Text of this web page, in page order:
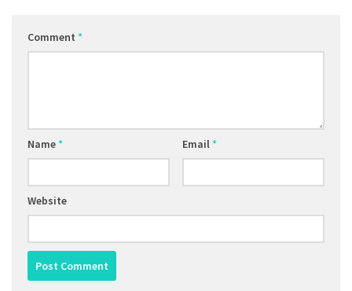
Comment *
Name* Email*
Website